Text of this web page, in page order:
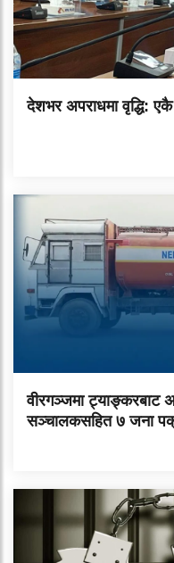
देशभर अपराधमा वृद्धि: एकै
वीरगञ्जमा ट्याङ्करबाट
सञ्चालकसहित ७ जना